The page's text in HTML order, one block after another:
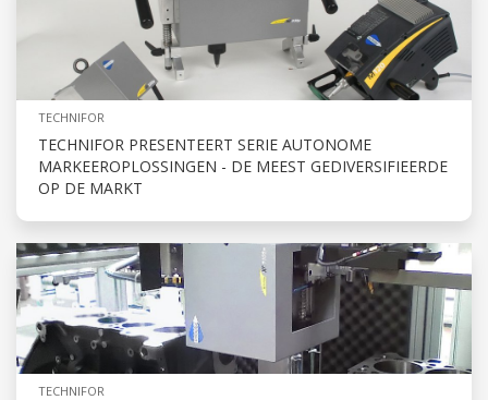
TECHNIFOR
TECHNIFOR PRESENTEERT SERIE AUTONOME
MARKEEROPLOSSINGEN - DE MEEST GEDIVERSIFIEERDE
OP DE MARKT
TECHNIFOR